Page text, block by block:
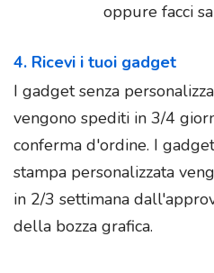
oppure facci
4. Ricevi i tuoi gadget
I gadget senza
vengono spediti in 3/4
conferma d'ordine. I
stampa personalizzata
in 2/3 settimana
della bozza grafica.